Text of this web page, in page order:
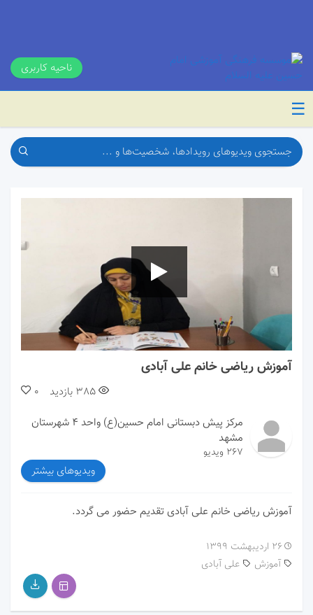
ناحیه کاربری
☰
00:00 03:55
آموزش ریاضی خانم علی آبادی
0 385 بازدید
مرکز پیش دبستانی امام حسین(ع) واحد ۴ شهرستان
مشهد
267 ویدیو
ویدیوهای بیشتر
آموزش ریاضی خانم علی آبادی تقدیم حضور می گردد.
۲۶ اردیبهشت ۱۳۹۹
آموزش
علی آبادی